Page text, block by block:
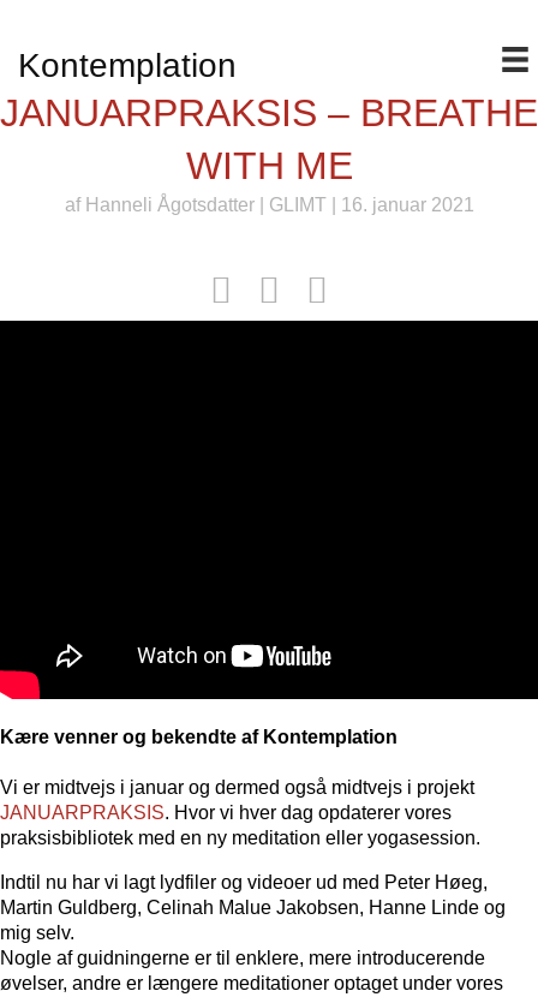
Kontemplation
JANUARPRAKSIS – BREATHE
WITH ME
af Hanneli Ågotsdatter| GLIMT| 16. januar 2021
Kære venner og bekendte af Kontemplation
Vi er midtvejs i januar og dermed også midtvejs i projekt
JANUARPRAKSIS. Hvor vi hver dag opdaterer vores
praksisbibliotek med en ny meditation eller yogasession.
Indtil nu har vi lagt lydfiler og videoer ud med Peter Høeg,
Martin Guldberg, Celinah Malue Jakobsen, Hanne Linde og
mig selv.
Nogle af guidningerne er til enklere, mere introducerende
øvelser, andre er længere meditationer optaget under vores